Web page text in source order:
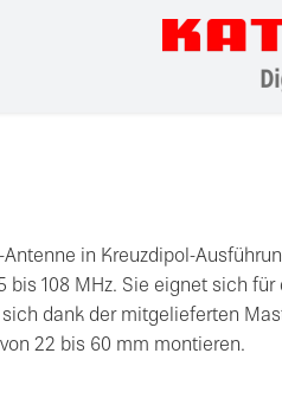
Antenne in Kreuzdipol-
bis 108 MHz. Sie eignet sich
dank der mitgelieferten
22 bis 60 mm montieren.